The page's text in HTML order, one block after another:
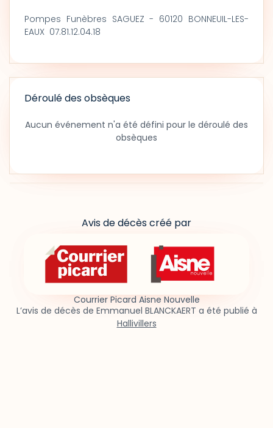
Pompes Funèbres SAGUEZ - 60120 BONNEUIL-LES-
EAUX 07.81.12.04.18
Déroulé des obsèques
Aucun événement n'a été défini pour le déroulé des
obsèques
Avis de décès créé par
Courrier Picard Aisne Nouvelle
L’avis de décès de Emmanuel BLANCKAERT a été publié à
Hallivillers